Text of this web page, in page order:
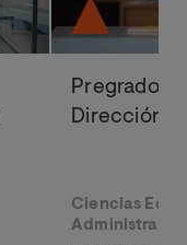
Pregrado
Dirección
Ciencias